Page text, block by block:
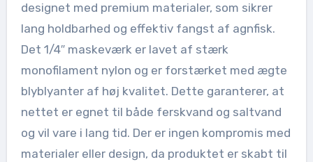
designet med premium materialer, som sikrer
lang holdbarhed og effektiv fangst af agnfisk.
Det 1/4″ maskeværk er lavet af stærk
monofilament nylon og er forstærket med ægte
blyblyanter af høj kvalitet. Dette garanterer, at
nettet er egnet til både ferskvand og saltvand
og vil vare i lang tid. Der er ingen kompromis med
materialer eller design, da produktet er skabt til